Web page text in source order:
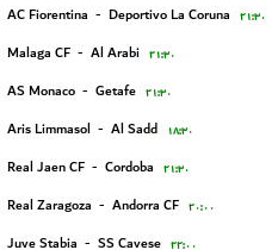
AC Fiorentina - Deportivo La Coruna ۲۱:۳۰
Malaga CF - Al Arabi ۲۱:۳۰
AS Monaco - Getafe ۲۱:۳۰
Aris Limmasol - Al Sadd ۱۸:۳۰
Real Jaen CF - Cordoba ۲۱:۳۰
Real Zaragoza - Andorra CF ۲۰:۰۰
Juve Stabia - SS Cavese ۲۲:۰۰